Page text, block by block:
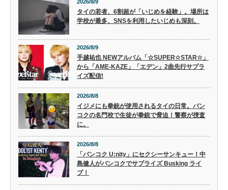
2026/8/9
タイの若者、6割超が「いじめを経験」。場所は
学校が最多、SNSを利用したいじめも深刻。
2026/8/9
手越祐也 NEWアルバム「☆SUPER☆STAR☆」
から「AME-KAZE」「エデン」2曲先行サプラ
イズ配信!
2026/8/8
イジメにも拳銃が使用されるタイの日常。バン
コクの名門校で生徒が拳銃で脅迫！警察が捜査
に。
2026/8/8
「バンコク U:nity」にセクシーサンキュー！中
島健人がバンコクでサプライズ Busking ライ
ブ！